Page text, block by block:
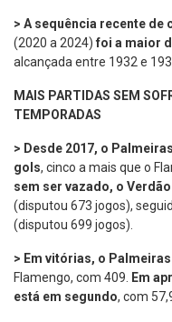
> A sequência recente
(2020 a 2024) foi a maior
alcançada entre 1932 e
MAIS PARTIDAS SEM
TEMPORADAS
> Desde 2017, o
gols, cinco a mais que o
sem ser vazado, o
(disputou 673 jogos),
(disputou 699 jogos).
> Em vitórias, o
Flamengo, com 409.
Em
está em segundo, com